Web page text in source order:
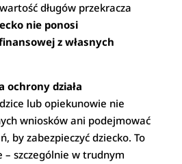
długów przekracza
nie ponosi
z własnych
ochrony działa
lub opiekunowie nie
wniosków ani podejmować
by zabezpieczyć dziecko. To
– szczególnie w trudnym